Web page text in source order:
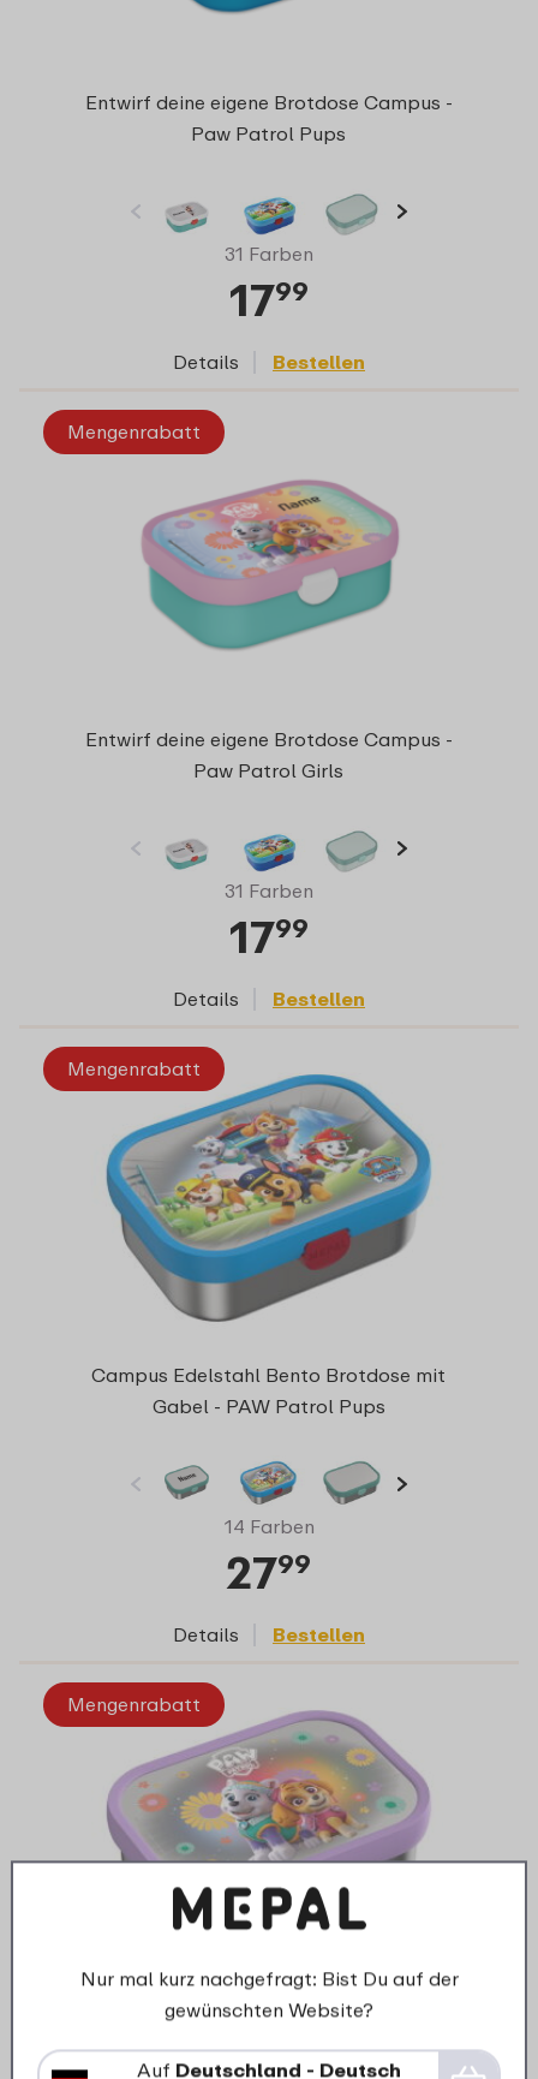
Entwirf deine eigene Brotdose Campus -
Paw Patrol Pups
31 Farben
1799
Details Bestellen
Mengenrabatt
Entwirf deine eigene Brotdose Campus -
Paw Patrol Girls
31 Farben
1799
Details Bestellen
Mengenrabatt
Campus Edelstahl Bento Brotdose mit
Gabel - PAW Patrol Pups
14 Farben
2799
Details Bestellen
Mengenrabatt
Campus Edelstahl Bento Brotdose mit
Nur mal kurz nachgefragt: Bist Du auf der
gewünschten Website?
Auf Deutschland - Deutsch